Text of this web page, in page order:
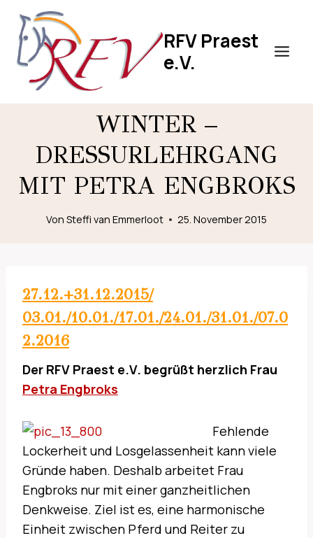
Inhalt
springen
RFV Praest
e.V.
WINTER –
DRESSURLEHRGANG
MIT PETRA ENGBROKS
Von Steffi van Emmerloot 25. November 2015
27.12.+31.12.2015/
03.01./10.01./17.01./24.01./31.01./07.0
2.2016
Der RFV Praest e.V. begrüßt herzlich Frau
Petra Engbroks
Fehlende
Lockerheit und Losgelassenheit kann viele
Gründe haben. Deshalb arbeitet Frau
Engbroks nur mit einer ganzheitlichen
Denkweise. Ziel ist es, eine harmonische
Einheit zwischen Pferd und Reiter zu